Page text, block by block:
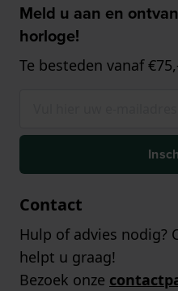
Meld u aan en
horloge!
Te besteden vanaf
Contact
Hulp of advies nodig?
helpt u graag!
Bezoek onze